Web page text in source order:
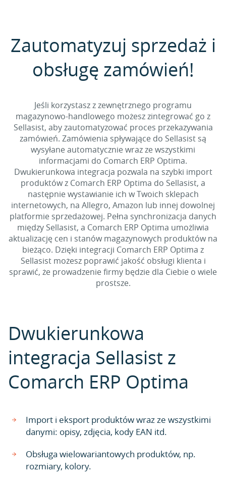
Zautomatyzuj sprzedaż i
obsługę zamówień!
Jeśli korzystasz z zewnętrznego programu
magazynowo-handlowego możesz zintegrować go z
Sellasist, aby zautomatyzować proces przekazywania
zamówień. Zamówienia spływające do Sellasist są
wysyłane automatycznie wraz ze wszystkimi
informacjami do Comarch ERP Optima.
Dwukierunkowa integracja pozwala na szybki import
produktów z Comarch ERP Optima do Sellasist, a
następnie wystawianie ich w Twoich sklepach
internetowych, na Allegro, Amazon lub innej dowolnej
platformie sprzedażowej. Pełna synchronizacja danych
między Sellasist, a Comarch ERP Optima umożliwia
aktualizację cen i stanów magazynowych produktów na
bieżąco. Dzięki integracji Comarch ERP Optima z
Sellasist możesz poprawić jakość obsługi klienta i
sprawić, że prowadzenie firmy będzie dla Ciebie o wiele
prostsze.
Dwukierunkowa
integracja Sellasist z
Comarch ERP Optima
Import i eksport produktów wraz ze wszystkimi
danymi: opisy, zdjęcia, kody EAN itd.
Obsługa wielowariantowych produktów, np.
rozmiary, kolory.